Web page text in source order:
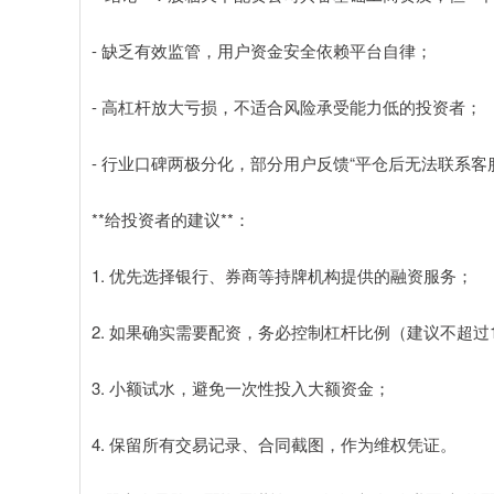
- 缺乏有效监管，用户资金安全依赖平台自律；
- 高杠杆放大亏损，不适合风险承受能力低的投资者；
- 行业口碑两极分化，部分用户反馈“平仓后无法联系客
**给投资者的建议**：
1. 优先选择银行、券商等持牌机构提供的融资服务；
2. 如果确实需要配资，务必控制杠杆比例（建议不超过
3. 小额试水，避免一次性投入大额资金；
4. 保留所有交易记录、合同截图，作为维权凭证。